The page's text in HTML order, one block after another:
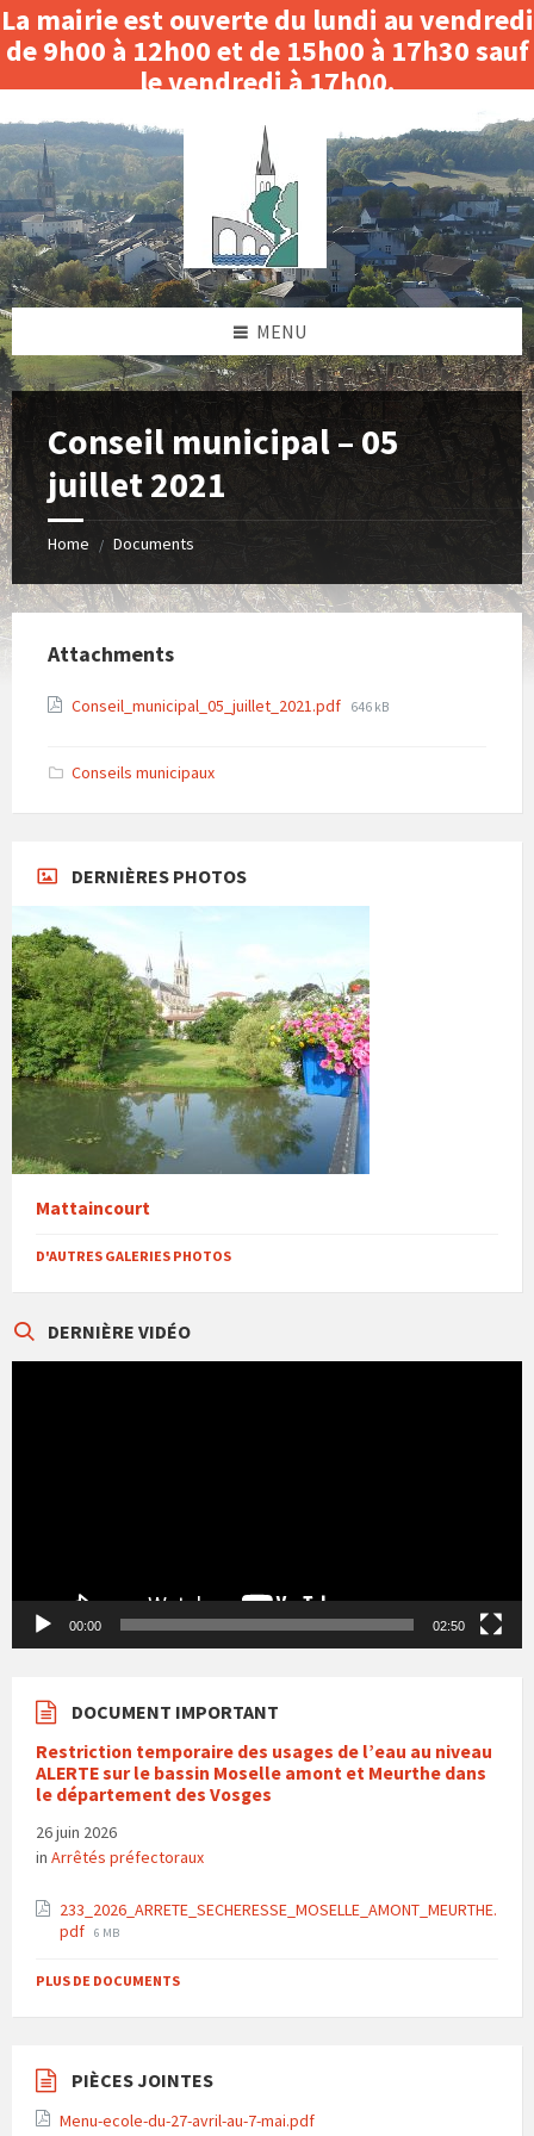
La mairie est ouverte du lundi au vendredi
de 9h00 à 12h00 et de 15h00 à 17h30 sauf
le vendredi à 17h00.
Fermeture le matin du 3 au 14 août 2026.
to
content
to
left
sidebar
to
right
sidebar
to
footer
MENU
Conseil municipal – 05
juillet 2021
Home / Documents
Attachments
Conseil_municipal_05_juillet_2021.pdf File
646 kB
Conseils municipaux
DERNIÈRES PHOTOS
Mattaincourt
D'AUTRES GALERIES PHOTOS
DERNIÈRE VIDÉO
00:00 02:50
DOCUMENT IMPORTANT
Restriction temporaire des usages de l’eau au niveau
ALERTE sur le bassin Moselle amont et Meurthe dans
le département des Vosges
26 juin 2026
in Arrêtés préfectoraux
233_2026_ARRETE_SECHERESSE_MOSELLE_AMONT_MEURTHE.
pdf File
6 MB
PLUS DE DOCUMENTS
PIÈCES JOINTES
Menu-ecole-du-27-avril-au-7-mai.pdf